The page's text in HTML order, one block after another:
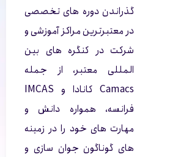
گذراندن دوره های تخصصی
در معتبرترین مراکز آموزشی و
شرکت در کنگره های بین
المللی معتبر، از جمله
Camacs کانادا و IMCAS
فرانسه، همواره دانش و
مهارت های خود را در زمینه
های گوناگون جوان سازی و